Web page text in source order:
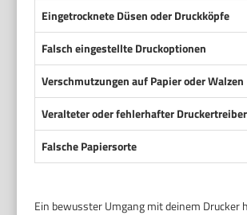
Eingetrocknete Düsen oder Druckköpfe
Falsch eingestellte Druckoptionen
Verschmutzungen auf Papier oder Walzen
Veralteter oder fehlerhafter Druckertreiber
Falsche Papiersorte
Ein bewusster Umgang mit deinem Drucker